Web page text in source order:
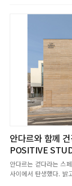
안다르와 함께
POSITIVE
안다르는 걷다라는 스
사이에서 탄생했다. 밝